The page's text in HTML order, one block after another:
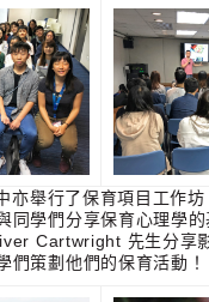
亦舉行了保育項目工作
同學們分享保育心理學
Cartwright 先生分享
們策劃他們的保育活動！